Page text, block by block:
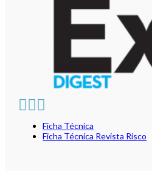
Ficha Técnica
Ficha Técnica Revista Risco